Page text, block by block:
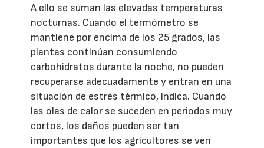
A ello se suman las elevadas temperaturas
nocturnas. Cuando el termómetro se
mantiene por encima de los 25 grados, las
plantas continúan consumiendo
carbohidratos durante la noche, no pueden
recuperarse adecuadamente y entran en una
situación de estrés térmico, indica. Cuando
las olas de calor se suceden en periodos muy
cortos, los daños pueden ser tan
importantes que los agricultores se ven